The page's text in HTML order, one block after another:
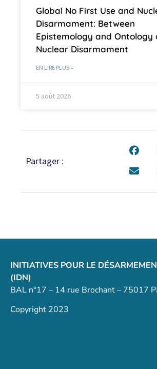
Global No First Use and
Disarmament: Between
Epistemology and Ontology
Nuclear Disarmament
EN LIRE PLUS »
5 août 2026
Partager :
INITIATIVES POUR LE
(IDN)
BAL n°17 – 14 rue Brochant – 75017
Copyright 2023